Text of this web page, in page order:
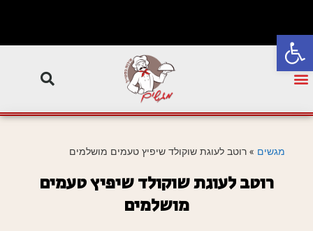
פתח סרגל נגישות
מגשים » רוטב לעוגת שוקולד שיפיץ טעמים מושלמים
רוטב לעוגת שוקולד שיפיץ טעמים
מושלמים